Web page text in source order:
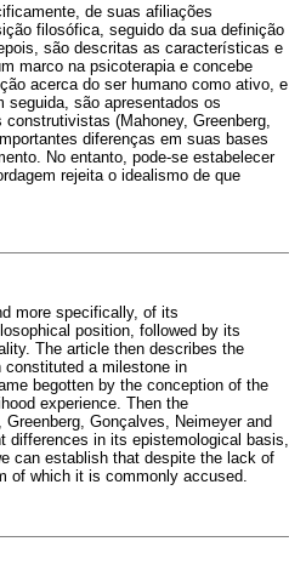
de suas afiliações
filosófica, seguido da sua definição
são descritas as características e
marco na psicoterapia e concebe
acerca do ser humano como ativo, e
são apresentados os
(Mahoney, Greenberg,
diferenças em suas bases
No entanto, pode-se estabelecer
rejeita o idealismo de que
more specifically, of its
position, followed by its
The article then describes the
a milestone in
begotten by the conception of the
experience. Then the
Gonçalves, Neimeyer and
differences in its epistemological basis,
can establish that despite the lack of
of which it is commonly accused.